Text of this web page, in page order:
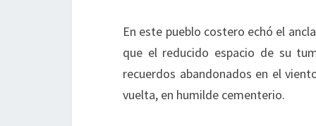
En este pueblo costero echó el
que el reducido espacio de su
recuerdos abandonados en el
vuelta, en humilde cementerio.